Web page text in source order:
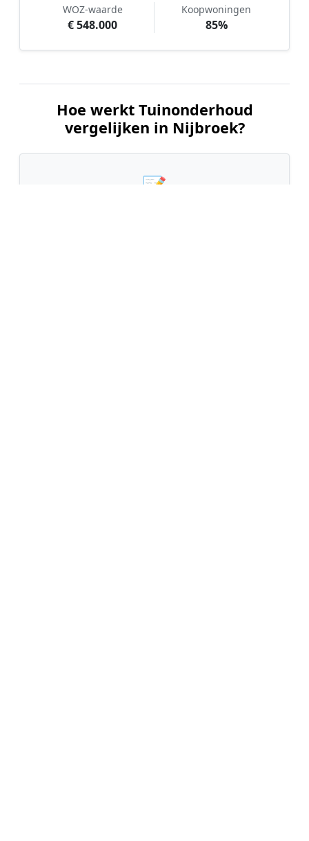
WOZ-waarde
€ 548.000
Koopwoningen
85%
Hoe werkt Tuinonderhoud
vergelijken in Nijbroek?
📝